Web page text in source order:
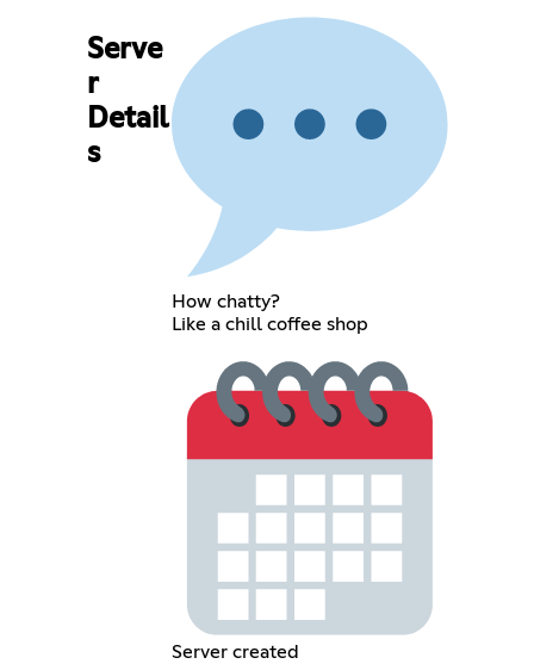
Serve
r
Detail
s
How chatty?
Like a chill coffee shop
Server created